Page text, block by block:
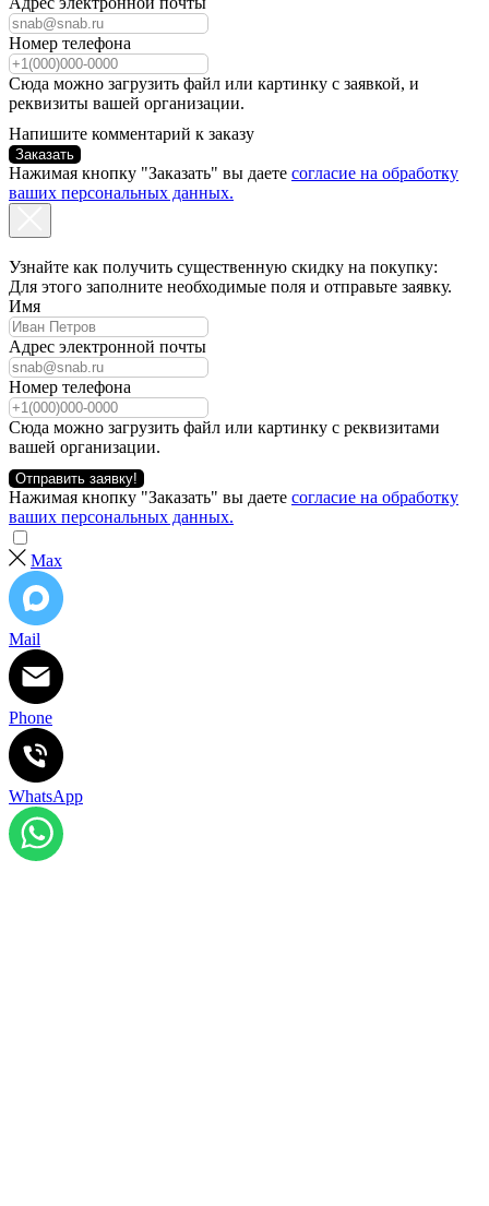
Номер телефона
Сюда можно загрузить файл или картинку с заявкой, и
реквизиты вашей организации.
Напишите комментарий к заказу
Заказать
Нажимая кнопку "Заказать" вы даете согласие на обработку
ваших персональных данных.
Узнайте как получить существенную скидку на покупку:
Для этого заполните необходимые поля и отправьте заявку.
Имя
Адрес электронной почты
Номер телефона
Сюда можно загрузить файл или картинку с реквизитами
вашей организации.
Отправить заявку!
Нажимая кнопку "Заказать" вы даете согласие на обработку
ваших персональных данных.
Max
Mail
Phone
WhatsApp